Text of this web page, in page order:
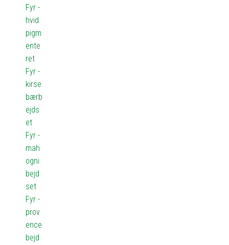
Fyr -
hvid
pigm
ente
ret
Fyr -
kirse
bærb
ejds
et
Fyr -
mah
ogni
bejd
set
Fyr -
prov
ence
bejd